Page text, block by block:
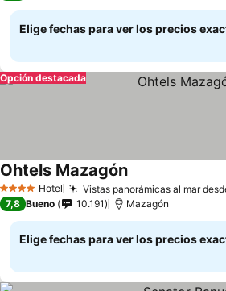
Elige fechas para ver los precios
Opción destacada
4 EstrellasHotel Vistas panorámicas al mar
Ohtels Mazagón
7,8 Bueno 10.191 Mazagón
Elige fechas para ver los precios